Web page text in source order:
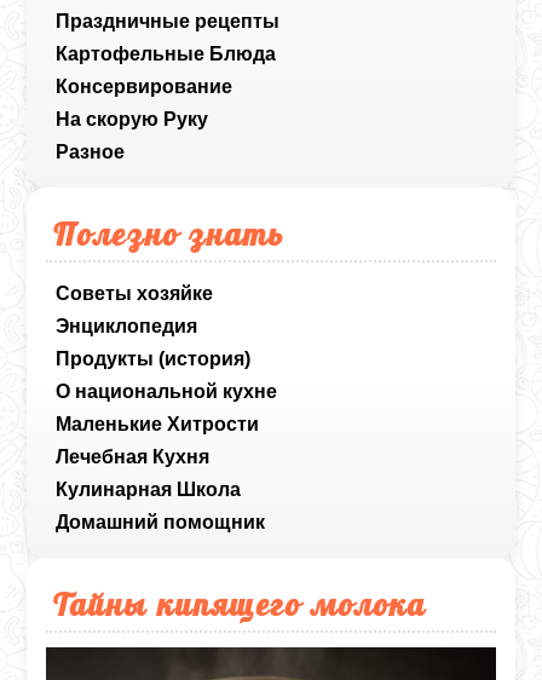
Праздничные рецепты
Картофельные Блюда
Консервирование
На скорую Руку
Разное
Полезно знать
Советы хозяйке
Энциклопедия
Продукты (история)
О национальной кухне
Маленькие Хитрости
Лечебная Кухня
Кулинарная Школа
Домашний помощник
Тайны кипящего молока